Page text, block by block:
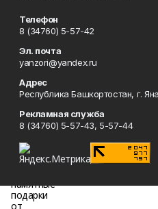
Телефон
8 (34760) 5-57-42
Эл. почта
yanzori@yandex.ru
Адрес
Республика Башкортостан, г.
Рекламная служба
8 (34760) 5-57-43, 5-57-44